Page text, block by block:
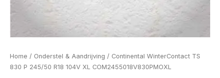
Home / Onderstel & Aandrijving / Continental WinterContact TS
830 P 245/50 R18 104V XL COM2455018V830PMOXL